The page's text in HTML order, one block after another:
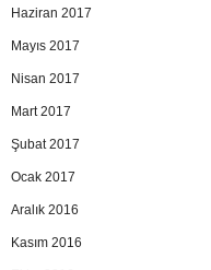
Haziran 2017
Mayıs 2017
Nisan 2017
Mart 2017
Şubat 2017
Ocak 2017
Aralık 2016
Kasım 2016